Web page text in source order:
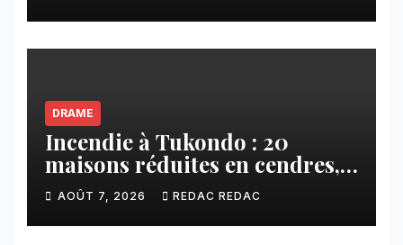
DRAME
Incendie à Tukondo : 20
maisons réduites en cendres,
plusieurs familles sans abri
AOÛT 7, 2026 REDAC REDAC